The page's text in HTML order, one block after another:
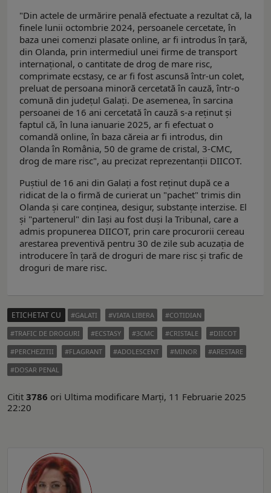
"Din actele de urmărire penală efectuate a rezultat că, la
finele lunii octombrie 2024, persoanele cercetate, în
baza unei comenzi plasate online, ar fi introdus în țară,
din Olanda, prin intermediul unei firme de transport
internațional, o cantitate de drog de mare risc,
comprimate ecstasy, ce ar fi fost ascunsă într-un colet,
preluat de persoana minoră cercetată în cauză, într-o
comună din județul Galați. De asemenea, în sarcina
persoanei de 16 ani cercetată în cauză s-a reținut și
faptul că, în luna ianuarie 2025, ar fi efectuat o
comandă online, în baza căreia ar fi introdus, din
Olanda în România, 50 de grame de cristal, 3-CMC,
drog de mare risc", au precizat reprezentanții DIICOT.
Puștiul de 16 ani din Galați a fost reținut după ce a
ridicat de la o firmă de curierat un "pachet" trimis din
Olanda și care conținea, desigur, substanțe interzise. El
și "partenerul" din Iași au fost duși la Tribunal, care a
admis propunerea DIICOT, prin care procurorii cereau
arestarea preventivă pentru 30 de zile sub acuzația de
introducere în țară de droguri de mare risc și trafic de
droguri de mare risc.
ETICHETAT CU GALATI VIATA LIBERA
COTIDIAN
TRAFIC DE DROGURI
ECSTASY 3CMC CRISTALE
DIICOT
PERCHEZITII
FLAGRANT ADOLESCENT MINOR
ARESTARE
DOSAR PENAL
Citit 3786 ori Ultima modificare Marți, 11 Februarie 2025
22:20